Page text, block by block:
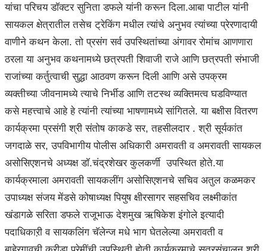
यांचा परिचय डॉक्टर सुनिता डफले यांनी करून दिला.आबा पाटील यांनी
सायकल क्षेत्रातील तसेच ट्रेकिंग मधील त्यांचे अनुभव त्यांच्या प्रेरणादायी
वाणीने कथन केला. तो प्रसंग सर्व उपस्थितांच्या अंगावर रोमांच आणणारा
ठरला या अनुभव कथनामध्ये छत्रपती शिवाजी राजे आणि छत्रपती संभाजी
राजांच्या कर्तुत्वाची सुद्धा आठवण करून दिली आणि असे उपक्रम
व्यक्तीच्या जीवनामध्ये त्याचे निर्भीड आणि तटस्थ व्यक्तिमत्व घडविण्यात
कसे महत्त्वाचे आहे हे त्यांनी त्यांच्या भाषणामध्ये सांगितले. या बक्षीस वितरण
कार्यक्रमा प्रसंगी श्री संतोष काकडे सर, तहसीलदार . श्री सूर्यकांत
जगदाळे सर, उपविभागीय पोलीस अधिकारी अमरावती व अमरावती सायकल
असोसिएशनचे अध्यक्ष डॉ.चंद्रशेखर कुलकर्णी उपस्थित होते.या
कार्यक्रमाला अमरावती सायकलींग असोसिएशनचे सचिव अतुल कळमकर
उपाध्यक्ष संजय मेंडसे कोषाध्यक्ष पियुष क्षीरसागर सहसचिव लक्ष्मीकांत
खंडागळे सरिता डफले राजूभाऊ देशमुख ऋषिकेश इंगोले इत्यादी
पदाधिकाऱी व सायकलिंग चॅलेन्ज मधे भाग घेतलेल्या अमरावती व